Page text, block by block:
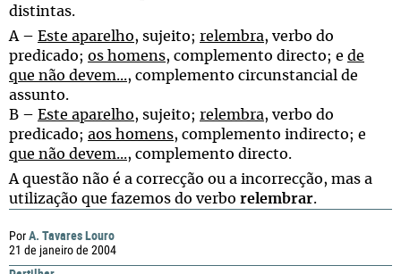
PorA. Tavares Louro
21 de janeiro de 2004
distintas.
A – Este aparelho, sujeito; relembra, verbo do
predicado; os homens, complemento directo; e de
que não devem..., complemento circunstancial de
assunto.
B – Este aparelho, sujeito; relembra, verbo do
predicado; aos homens, complemento indirecto; e
que não devem..., complemento directo.
A questão não é a correcção ou a incorrecção, mas a
utilização que fazemos do verbo relembrar.